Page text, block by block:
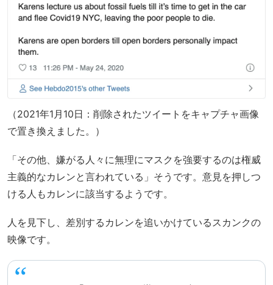
（2021年1月10日：削除されたツイートをキャプチャ画像
で置き換えました。）
「その他、嫌がる人々に無理にマスクを強要するのは権威
主義的なカレンと言われている」そうです。意見を押しつ
ける人もカレンに該当するようです。
人を見下し、差別するカレンを追いかけているスカンクの
映像です。